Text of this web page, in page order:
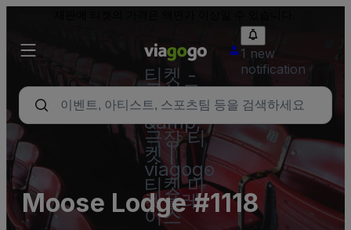
티켓 -
콘서트,
스포츠
&amp;
극장 티
켓 |
viagogo
티켓 마
켓플레
이스
1 new
notification
Moose Lodge #1118